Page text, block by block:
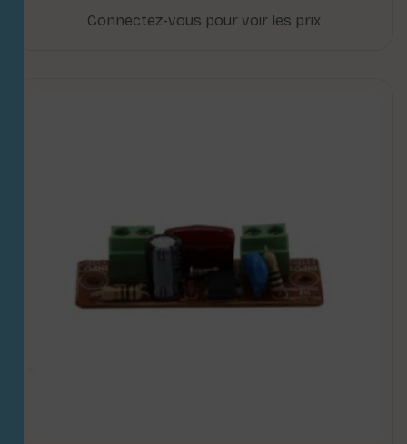
Connectez-vous pour voir les prix